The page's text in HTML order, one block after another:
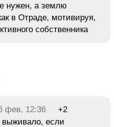
нужен, а землю
в Отраде, мотивируя,
собственника
фев, 12:36
+2
выживало, если